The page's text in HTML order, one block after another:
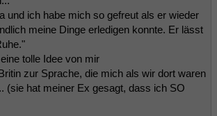
und ich habe mich so gefreut als er wieder
meine Dinge erledigen konnte. Er lässt
tolle Idee von mir
zur Sprache, die mich als wir dort waren
(sie hat meiner Ex gesagt, dass ich SO